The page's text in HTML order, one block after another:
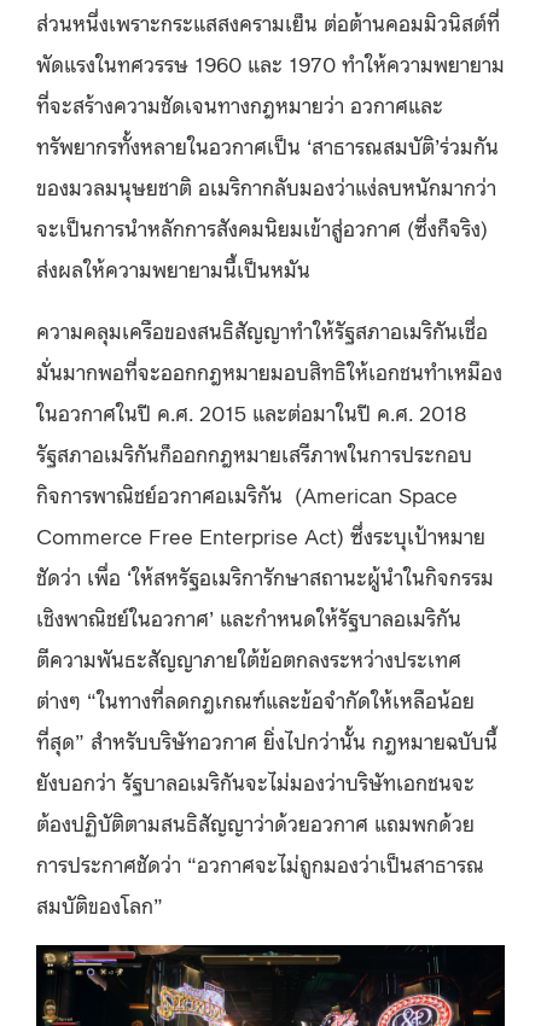
ส่วนหนึ่งเพราะกระแสสงครามเย็น ต่อต้านคอมมิวนิสต์ที่
พัดแรงในทศวรรษ 1960 และ 1970 ทำให้ความพยายาม
ที่จะสร้างความชัดเจนทางกฎหมายว่า อวกาศและ
ทรัพยากรทั้งหลายในอวกาศเป็น ‘สาธารณสมบัติ’ร่วมกัน
ของมวลมนุษยชาติ อเมริกากลับมองว่าแง่ลบหนักมากว่า
จะเป็นการนำหลักการสังคมนิยมเข้าสู่อวกาศ (ซึ่งก็จริง)
ส่งผลให้ความพยายามนี้เป็นหมัน
ความคลุมเครือของสนธิสัญญาทำให้รัฐสภาอเมริกันเชื่อ
มั่นมากพอที่จะออกกฎหมายมอบสิทธิให้เอกชนทำเหมือง
ในอวกาศในปี ค.ศ. 2015 และต่อมาในปี ค.ศ. 2018
รัฐสภาอเมริกันก็ออกกฎหมายเสรีภาพในการประกอบ
กิจการพาณิชย์อวกาศอเมริกัน (American Space
Commerce Free Enterprise Act) ซึ่งระบุเป้าหมาย
ชัดว่า เพื่อ ‘ให้สหรัฐอเมริการักษาสถานะผู้นำในกิจกรรม
เชิงพาณิชย์ในอวกาศ’ และกำหนดให้รัฐบาลอเมริกัน
ตีความพันธะสัญญาภายใต้ข้อตกลงระหว่างประเทศ
ต่างๆ “ในทางที่ลดกฎเกณฑ์และข้อจำกัดให้เหลือน้อย
ที่สุด” สำหรับบริษัทอวกาศ ยิ่งไปกว่านั้น กฎหมายฉบับนี้
ยังบอกว่า รัฐบาลอเมริกันจะไม่มองว่าบริษัทเอกชนจะ
ต้องปฏิบัติตามสนธิสัญญาว่าด้วยอวกาศ แถมพกด้วย
การประกาศชัดว่า “อวกาศจะไม่ถูกมองว่าเป็นสาธารณ
สมบัติของโลก”